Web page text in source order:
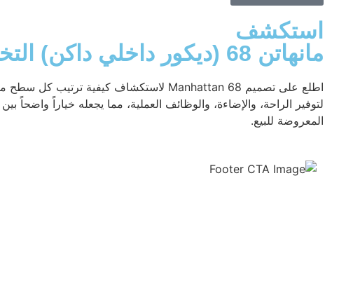
استكشف
مانهاتن 68 (ديكور داخلي داكن) التخطيط
لتوفير الراحة، والإضاءة، والوظائف العملية، مما يجعله خياراً واضحاً
المعروضة للبيع.